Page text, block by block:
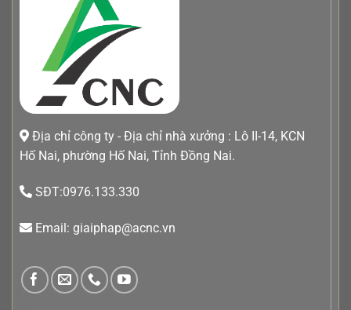
Địa chỉ công ty - Địa chỉ nhà xưởng : Lô II-14, KCN
Hố Nai, phường Hố Nai, Tỉnh Đồng Nai.
SĐT:0976.133.330
Email: giaiphap@acnc.vn